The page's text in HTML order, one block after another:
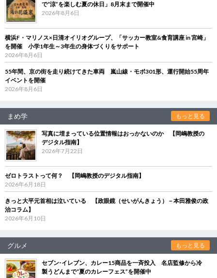
で“涼”を楽しむ夏の休日」8月末まで開催中
2026年8月6日
横浜F・マリノス×日清オイリオグループ、「サッカー教室&食育講座 in 宮崎」
を開催 小学1年生～3年生の身体づくりをサポート
2026年8月6日
55年間、京の街を走り続けてきた車両 嵐山線・モボ301形、運行開始55周年
イベントを開催
2026年8月6日
まめ学 もっと見る
写真に埋まっている位置情報はおっかないのか 【岡嶋教授の
デジタル指南】
2026年7月22日
ゼロトラストって何？ 【岡嶋教授のデジタル指南】
2026年6月18日
きっと大平元首相は泣いている 【政眼鏡（せいがんきょう）－本田雅俊の政
治コラム】
2026年6月10日
グルメ もっと見る
セブン‐イレブン、カレー15商品を一斉投入 名店監修から冷
製うどんまで“夏のカレーフェス”を開催中